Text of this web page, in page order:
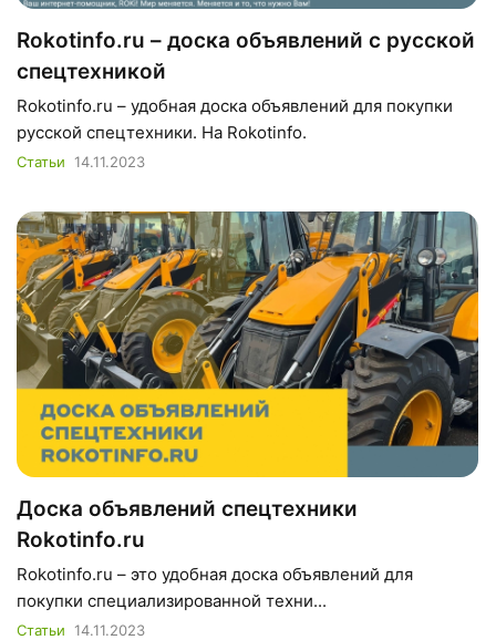
Rokotinfo.ru – доска объявлений с русской
спецтехникой
Rokotinfo.ru – удобная доска объявлений для покупки
русской спецтехники. На Rokotinfo.
Статьи 14.11.2023
Доска объявлений спецтехники
Rokotinfo.ru
Rokotinfo.ru – это удобная доска объявлений для
покупки специализированной техни...
Статьи 14.11.2023